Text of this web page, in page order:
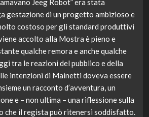
gestazione di un progetto ambizioso e
costoso per gli standard produttivi
accolto alla Mostra è pieno e
qualche remora e anche qualche
tra le reazioni del pubblico e della
intenzioni di Mainetti doveva essere
un racconto d’avventura, un
e – non ultima – una riflessione sulla
che il regista può ritenersi soddisfatto.